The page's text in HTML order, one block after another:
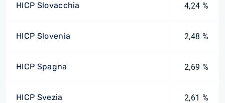
HICP Slovacchia 4,24 %
HICP Slovenia 2,48 %
HICP Spagna 2,69 %
HICP Svezia 2,61 %